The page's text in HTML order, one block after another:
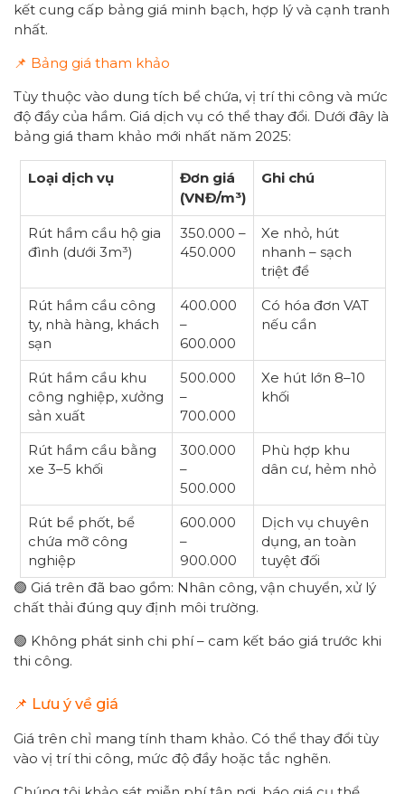
kết cung cấp bảng giá minh bạch, hợp lý và cạnh tranh
nhất.
📌 Bảng giá tham khảo
Tùy thuộc vào dung tích bể chứa, vị trí thi công và mức
độ đầy của hầm. Giá dịch vụ có thể thay đổi. Dưới đây là
bảng giá tham khảo mới nhất năm 2025:
Loại dịch vụ
Đơn giá
(VNĐ/m³)
Ghi chú
Rút hầm cầu hộ gia
đình (dưới 3m³)
350.000 –
450.000
Xe nhỏ, hút
nhanh – sạch
triệt để
Rút hầm cầu công
ty, nhà hàng, khách
sạn
400.000
–
600.000
Có hóa đơn VAT
nếu cần
Rút hầm cầu khu
công nghiệp, xưởng
sản xuất
500.000
–
700.000
Xe hút lớn 8–10
khối
Rút hầm cầu bằng
xe 3–5 khối
300.000
–
500.000
Phù hợp khu
dân cư, hẻm nhỏ
Rút bể phốt, bể
chứa mỡ công
nghiệp
600.000
–
900.000
Dịch vụ chuyên
dụng, an toàn
tuyệt đối
🟢 Giá trên đã bao gồm: Nhân công, vận chuyển, xử lý
chất thải đúng quy định môi trường.
🟢 Không phát sinh chi phí – cam kết báo giá trước khi
thi công.
📌 Lưu ý về giá
Giá trên chỉ mang tính tham khảo. Có thể thay đổi tùy
vào vị trí thi công, mức độ đầy hoặc tắc nghẽn.